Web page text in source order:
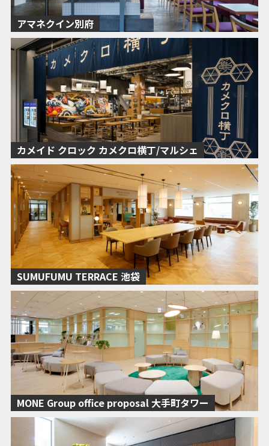
アマネクイン別府
カメイド クロック カメクロ横丁/マルシェ
SUMUFUMU TERRACE 池袋
MONE Group office proposal 大手町タワー